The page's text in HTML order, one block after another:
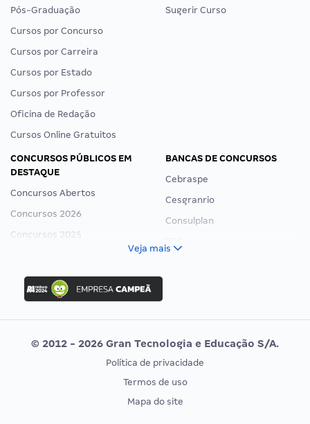
Pós-Graduação
Cursos por Concurso
Cursos por Carreira
Cursos por Estado
Cursos por Professor
Oficina de Redação
Cursos Online Gratuitos
Sugerir Curso
CONCURSOS PÚBLICOS EM
DESTAQUE
Concursos Abertos
Concursos 2026
Concursos 2025
Concurso Ibama
Concurso MPU
Editais publicados
BANCAS DE CONCURSOS
Cebraspe
Cesgranrio
Consulplan
Vunesp
CONCURSOS POR PROFISSÃO
EXAME DE ORDEM
Veja mais
© 2012 - 2026 Gran Tecnologia e Educação S/A.
Política de privacidade
Termos de uso
Mapa do site